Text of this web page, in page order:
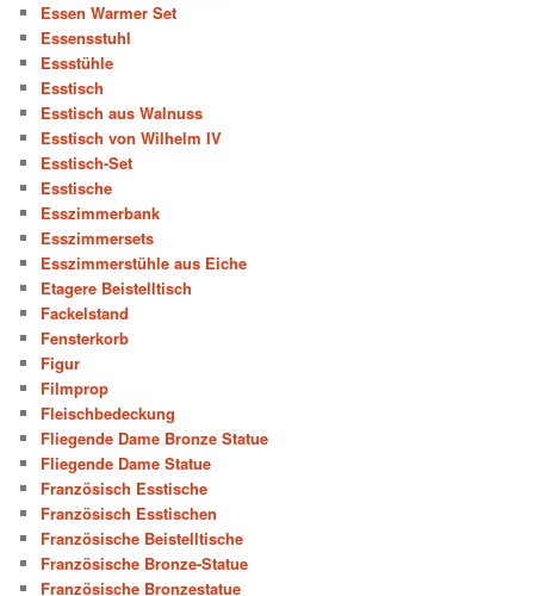
Essen Warmer Set
Essensstuhl
Essstühle
Esstisch
Esstisch aus Walnuss
Esstisch von Wilhelm IV
Esstisch-Set
Esstische
Esszimmerbank
Esszimmersets
Esszimmerstühle aus Eiche
Etagere Beistelltisch
Fackelstand
Fensterkorb
Figur
Filmprop
Fleischbedeckung
Fliegende Dame Bronze Statue
Fliegende Dame Statue
Französisch Esstische
Französisch Esstischen
Französische Beistelltische
Französische Bronze-Statue
Französische Bronzestatue